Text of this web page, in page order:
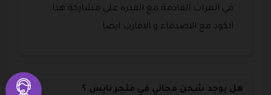
في المرات القادمة مع القدرة على مشاركة هذا
الكود مع الاصدقاء و الاقارب ايضا .
هل يوجد شحن مجاني في متجر نايس ؟